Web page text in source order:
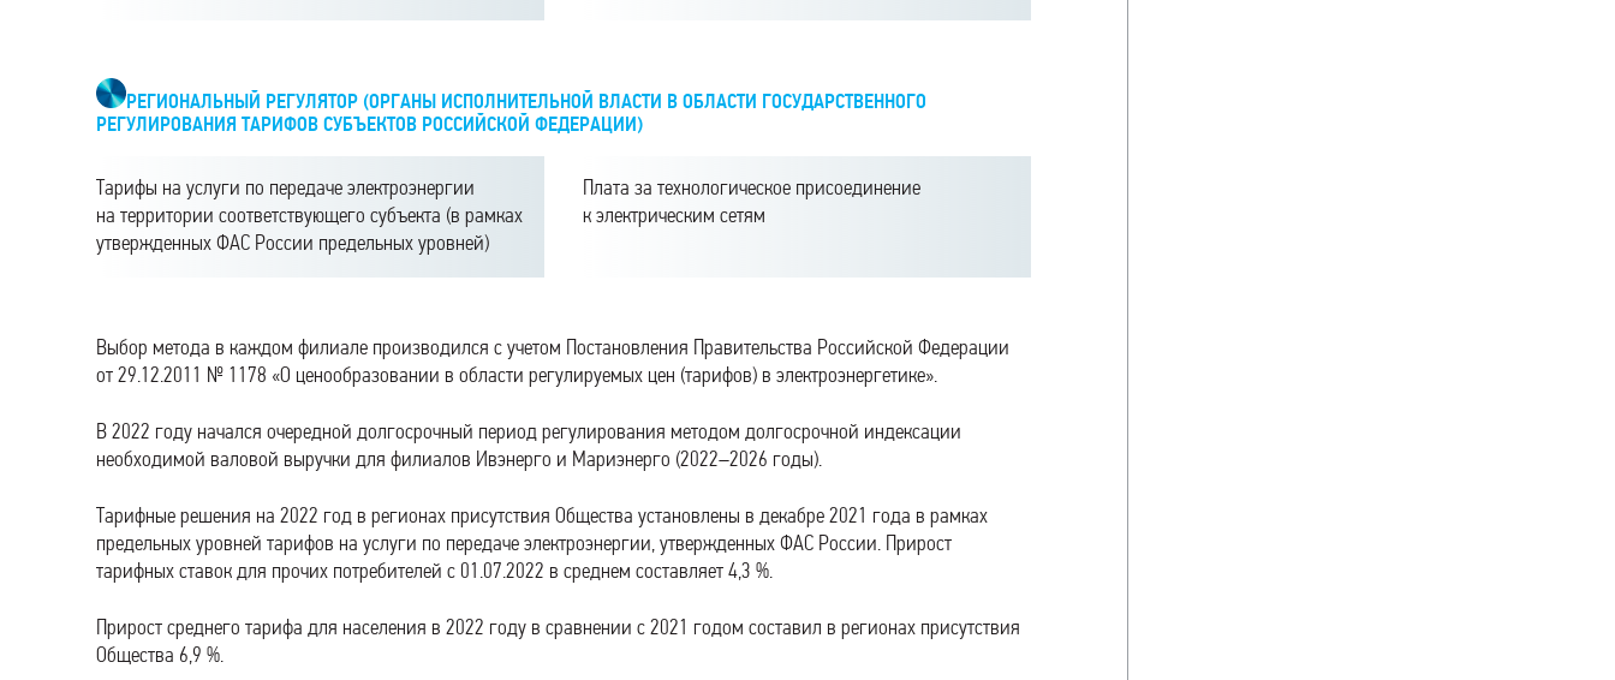
РЕГИОНАЛЬНЫЙ РЕГУЛЯТОР (ОРГАНЫ ИСПОЛНИТЕЛЬНОЙ ВЛАСТИ В ОБЛАСТИ ГОСУДАРСТВЕННОГО
РЕГУЛИРОВАНИЯ ТАРИФОВ СУБЪЕКТОВ РОССИЙСКОЙ ФЕДЕРАЦИИ)
Тарифы на услуги по передаче электроэнергии
на территории соответствующего субъекта (в рамках
утвержденных ФАС России предельных уровней)
Плата за технологическое присоединение
к электрическим сетям
Выбор метода в каждом филиале производился с учетом Постановления Правительства Российской Федерации
от 29.12.2011 № 1178 «О ценообразовании в области регулируемых цен (тарифов) в электроэнергетике».
В 2022 году начался очередной долгосрочный период регулирования методом долгосрочной индексации
необходимой валовой выручки для филиалов Ивэнерго и Мариэнерго (2022–2026 годы).
Тарифные решения на 2022 год в регионах присутствия Общества установлены в декабре 2021 года в рамках
предельных уровней тарифов на услуги по передаче электроэнергии, утвержденных ФАС России. Прирост
тарифных ставок для прочих потребителей с 01.07.2022 в среднем составляет 4,3 %.
Прирост среднего тарифа для населения в 2022 году в сравнении с 2021 годом составил в регионах присутствия
Общества 6,9 %.